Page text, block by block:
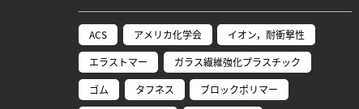
ACS アメリカ化学会
イオン，耐衝撃性
エラストマー
ガラス繊維強化プラスチック
ゴム
タフネス
ブロックポリマー